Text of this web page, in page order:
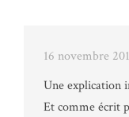
16 novembre
Une explication
Et comme écrit